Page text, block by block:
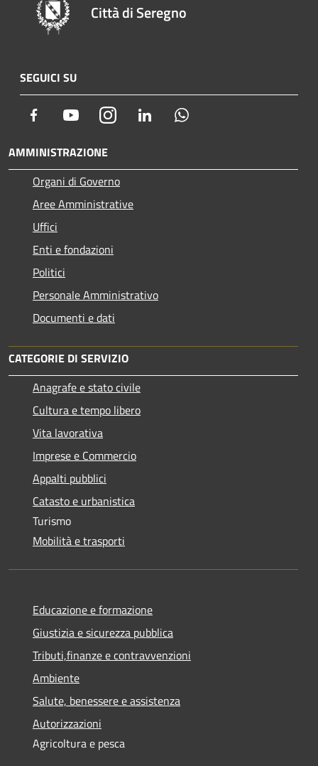
Città di Seregno
SEGUICI SU
Facebook YoutubeInstagram LinkedIn
AMMINISTRAZIONE
Organi di Governo
Aree Amministrative
Uffici
Enti e fondazioni
Politici
Personale Amministrativo
Documenti e dati
CATEGORIE DI SERVIZIO
Anagrafe e stato civile
Cultura e tempo libero
Vita lavorativa
Imprese e Commercio
Appalti pubblici
Catasto e urbanistica
Turismo
Mobilità e trasporti
Educazione e formazione
Giustizia e sicurezza pubblica
Tributi,finanze e contravvenzioni
Ambiente
Salute, benessere e assistenza
Autorizzazioni
Agricoltura e pesca